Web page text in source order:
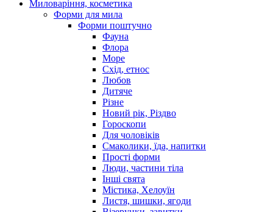
Миловаріння, косметика
Форми для мила
Форми поштучно
Фауна
Флора
Море
Схід, етнос
Любов
Дитяче
Різне
Новий рік, Різдво
Гороскопи
Для чоловіків
Смаколики, їда, напитки
Прості форми
Люди, частини тіла
Інші свята
Містика, Хелоуїн
Листя, шишки, ягоди